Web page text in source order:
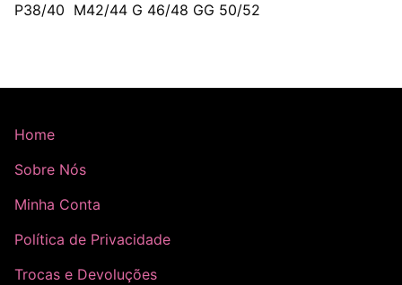
P38/40 M42/44 G 46/48 GG 50/52
Home
Sobre Nós
Minha Conta
Política de Privacidade
Trocas e Devoluções